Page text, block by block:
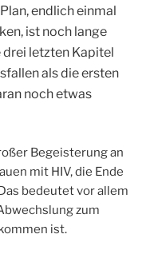
endlich einmal
ist noch lange
drei letzten Kapitel
als die ersten
noch etwas
Begeisterung an
mit HIV, die Ende
bedeutet vor allem
zum
ist.